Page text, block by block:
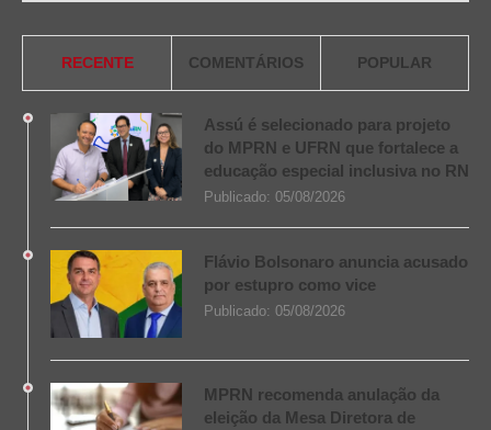
RECENTE COMENTÁRIOS POPULAR
Assú é selecionado para projeto
do MPRN e UFRN que fortalece a
educação especial inclusiva no RN
Publicado: 05/08/2026
Flávio Bolsonaro anuncia acusado
por estupro como vice
Publicado: 05/08/2026
MPRN recomenda anulação da
eleição da Mesa Diretora de